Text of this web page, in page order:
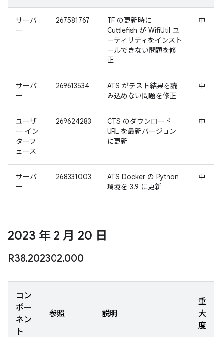
サーバ
ー
267581767
TF の更新時に
Cuttlefish が WifiUtil ユ
ーティリティをインスト
ールできない問題を修
正
中
サーバ
ー
269613534
ATS がテスト結果を読
み込めない問題を修正
中
ユーザ
ー イン
ターフ
ェース
269624283
CTS のダウンロード
URL を最新バージョン
に更新
中
サーバ
ー
268331003
ATS Docker の Python
環境を 3.9 に更新
中
2023 年 2 月 20 日
R38.202302.000
コン
ポー
ネン
ト
参照 説明
重
大
度